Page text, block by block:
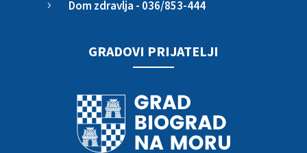
5 Dom zdravlja - 036/853-444
GRADOVI PRIJATELJI